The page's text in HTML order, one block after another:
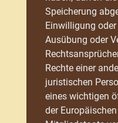
Speicherung
Einwilligung
Ausübung oder
Rechte einer
juristischen
eines wichtigen
der